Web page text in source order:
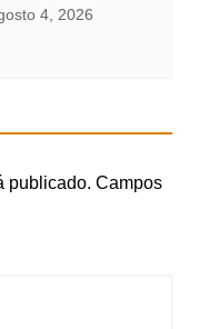
4, 2026
publicado. Campos